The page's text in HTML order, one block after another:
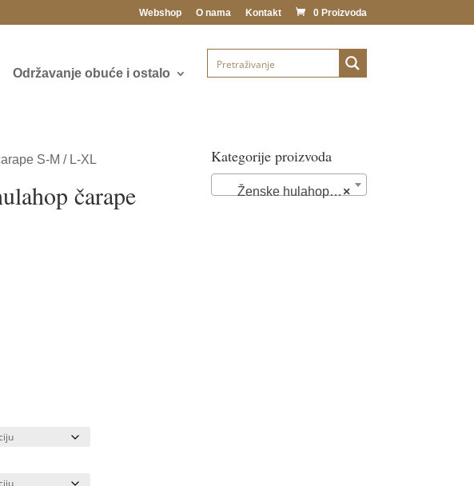
Webshop O nama Kontakt 0 Proizvoda
Održavanje obuće i ostalo
S-M / L-XL
čarape
Kategorije proizvoda
×
Ženske hulahop čarape (65)